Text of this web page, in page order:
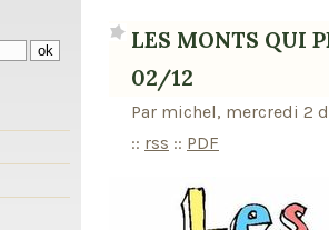
LES MONTS QUI
02/12
Par michel, mercredi 2
:: rss :: PDF